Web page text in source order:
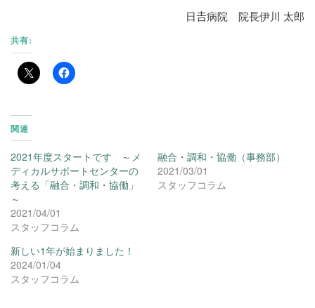
日𠮷病院 院長伊川 太郎
共有:
関連
2021年度スタートです ～メ
ディカルサポートセンターの
考える「融合・調和・協働」
～
2021/04/01
スタッフコラム
融合・調和・協働（事務部）
2021/03/01
スタッフコラム
新しい1年が始まりました！
2024/01/04
スタッフコラム